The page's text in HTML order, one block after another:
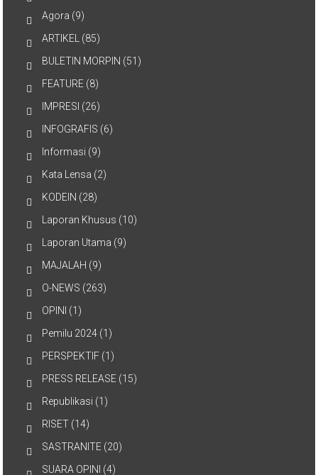
Agora (9)
ARTIKEL (85)
BULETIN MORPIN (51)
FEATURE (8)
IMPRESI (26)
INFOGRAFIS (6)
Informasi (9)
Kata Lensa (2)
KODEIN (28)
Laporan Khusus (10)
Laporan Utama (9)
MAJALAH (9)
O-NEWS (263)
OPINI (1)
Pemilu 2024 (1)
PERSPEKTIF (1)
PRESS RELEASE (15)
Republikasi (1)
RISET (14)
SASTRANITE (20)
SUARA OPINI (4)